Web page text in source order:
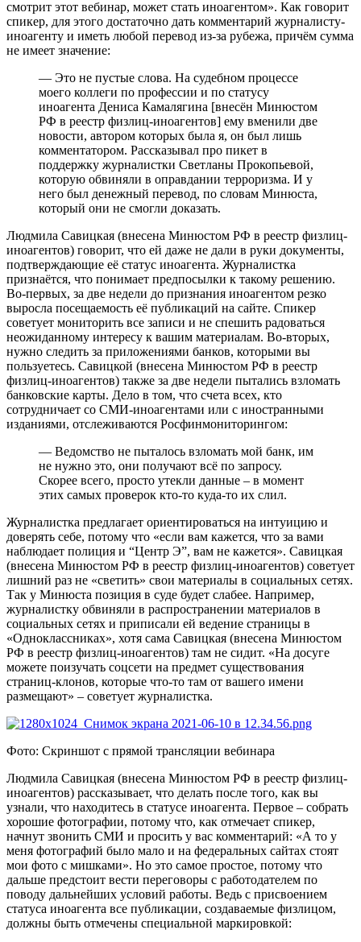
смотрит этот вебинар, может стать иноагентом». Как говорит
спикер, для этого достаточно дать комментарий журналисту-
иноагенту и иметь любой перевод из-за рубежа, причём сумма
не имеет значение:
— Это не пустые слова. На судебном процессе
моего коллеги по профессии и по статусу
иноагента Дениса Камалягина [внесён Минюстом
РФ в реестр физлиц-иноагентов] ему вменили две
новости, автором которых была я, он был лишь
комментатором. Рассказывал про пикет в
поддержку журналистки Светланы Прокопьевой,
которую обвиняли в оправдании терроризма. И у
него был денежный перевод, по словам Минюста,
который они не смогли доказать.
Людмила Савицкая (внесена Минюстом РФ в реестр физлиц-
иноагентов) говорит, что ей даже не дали в руки документы,
подтверждающие её статус иноагента. Журналистка
признаётся, что понимает предпосылки к такому решению.
Во-первых, за две недели до признания иноагентом резко
выросла посещаемость её публикаций на сайте. Спикер
советует мониторить все записи и не спешить радоваться
неожиданному интересу к вашим материалам. Во-вторых,
нужно следить за приложениями банков, которыми вы
пользуетесь. Савицкой (внесена Минюстом РФ в реестр
физлиц-иноагентов) также за две недели пытались взломать
банковские карты. Дело в том, что счета всех, кто
сотрудничает со СМИ-иноагентами или с иностранными
изданиями, отслеживаются Росфинмониторингом:
— Ведомство не пыталось взломать мой банк, им
не нужно это, они получают всё по запросу.
Скорее всего, просто утекли данные – в момент
этих самых проверок кто-то куда-то их слил.
Журналистка предлагает ориентироваться на интуицию и
доверять себе, потому что «если вам кажется, что за вами
наблюдает полиция и “Центр Э”, вам не кажется». Савицкая
(внесена Минюстом РФ в реестр физлиц-иноагентов) советует
лишний раз не «светить» свои материалы в социальных сетях.
Так у Минюста позиция в суде будет слабее. Например,
журналистку обвиняли в распространении материалов в
социальных сетях и приписали ей ведение страницы в
«Одноклассниках», хотя сама Савицкая (внесена Минюстом
РФ в реестр физлиц-иноагентов) там не сидит. «На досуге
можете поизучать соцсети на предмет существования
страниц-клонов, которые что-то там от вашего имени
размещают» – советует журналистка.
Фото: Скриншот с прямой трансляции вебинара
Людмила Савицкая (внесена Минюстом РФ в реестр физлиц-
иноагентов) рассказывает, что делать после того, как вы
узнали, что находитесь в статусе иноагента. Первое ­– собрать
хорошие фотографии, потому что, как отмечает спикер,
начнут звонить СМИ и просить у вас комментарий: «А то у
меня фотографий было мало и на федеральных сайтах стоят
мои фото с мишками». Но это самое простое, потому что
дальше предстоит вести переговоры с работодателем по
поводу дальнейших условий работы. Ведь с присвоением
статуса иноагента все публикации, создаваемые физлицом,
должны быть отмечены специальной маркировкой: